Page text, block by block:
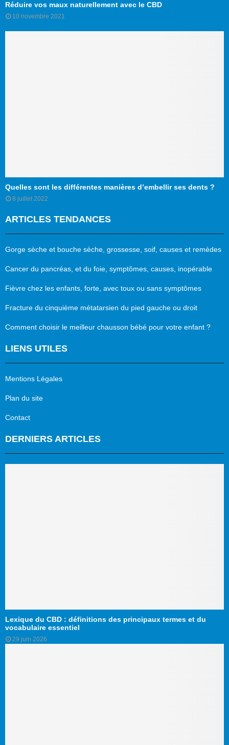
Réduire vos maux naturellement avec le CBD
10 novembre 2021
Quelles sont les différentes manières d’embellir ses dents ?
8 juillet 2022
ARTICLES TENDANCES
Gorge sèche et bouche sèche, grossesse, soif, causes et remèdes
Cancer du pancréas, et du foie, symptômes, causes, inopérable
Fièvre chez les enfants, forte, avec toux ou sans symptômes
Fracture du cinquième métatarsien du pied gauche ou droit
Comment choisir le meilleur chausson bébé pour votre enfant ?
LIENS UTILES
Mentions Légales
Plan du site
Contact
DERNIERS ARTICLES
Lexique du CBD : définitions des principaux termes et du
vocabulaire essentiel
29 juin 2026